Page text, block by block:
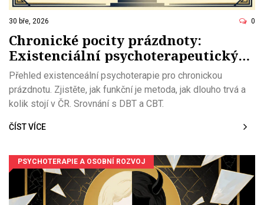
30 bře, 2026 0
Chronické pocity prázdnoty:
Existenciální psychoterapeutický
přístup k léčbě
Přehled existenceální psychoterapie pro chronickou
prázdnotu. Zjistěte, jak funkční je metoda, jak dlouho trvá a
kolik stojí v ČR. Srovnání s DBT a CBT.
ČÍST VÍCE
PSYCHOTERAPIE A OSOBNÍ ROZVOJ